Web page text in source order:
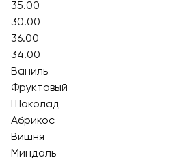
35.00
30.00
36.00
34.00
Ваниль
Фруктовый
Шоколад
Абрикос
Вишня
Миндаль